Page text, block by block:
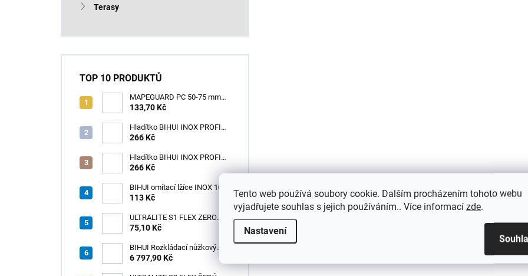
Tento web používá soubory cookie. Dalším procházením tohoto webu
vyjadřujete souhlas s jejich používáním.. Více informací zde.
Nastavení
Terasy
TOP 10 PRODUKTŮ
MAPEGUARD PC 50-75 mm
(1box=25ks) /1ks
133,70 Kč
Hladítko BIHUI INOX PROFI
280 x 120 mm zub 12mm -
266 Kč
Hladítko BIHUI INOX PROFI
280 x 120 mm zub 3,2mm -
266 Kč
BIHUI omítací lžíce INOX 100
× 110 mm – měkká
113 Kč
ULTRALITE S1 FLEX ZERO
BÍLÝ NOVINKA/15kg
75,10 Kč
BIHUI Rozkládací nůžkový
pracovní stůl 221×113×73 cm
6 797,90 Kč